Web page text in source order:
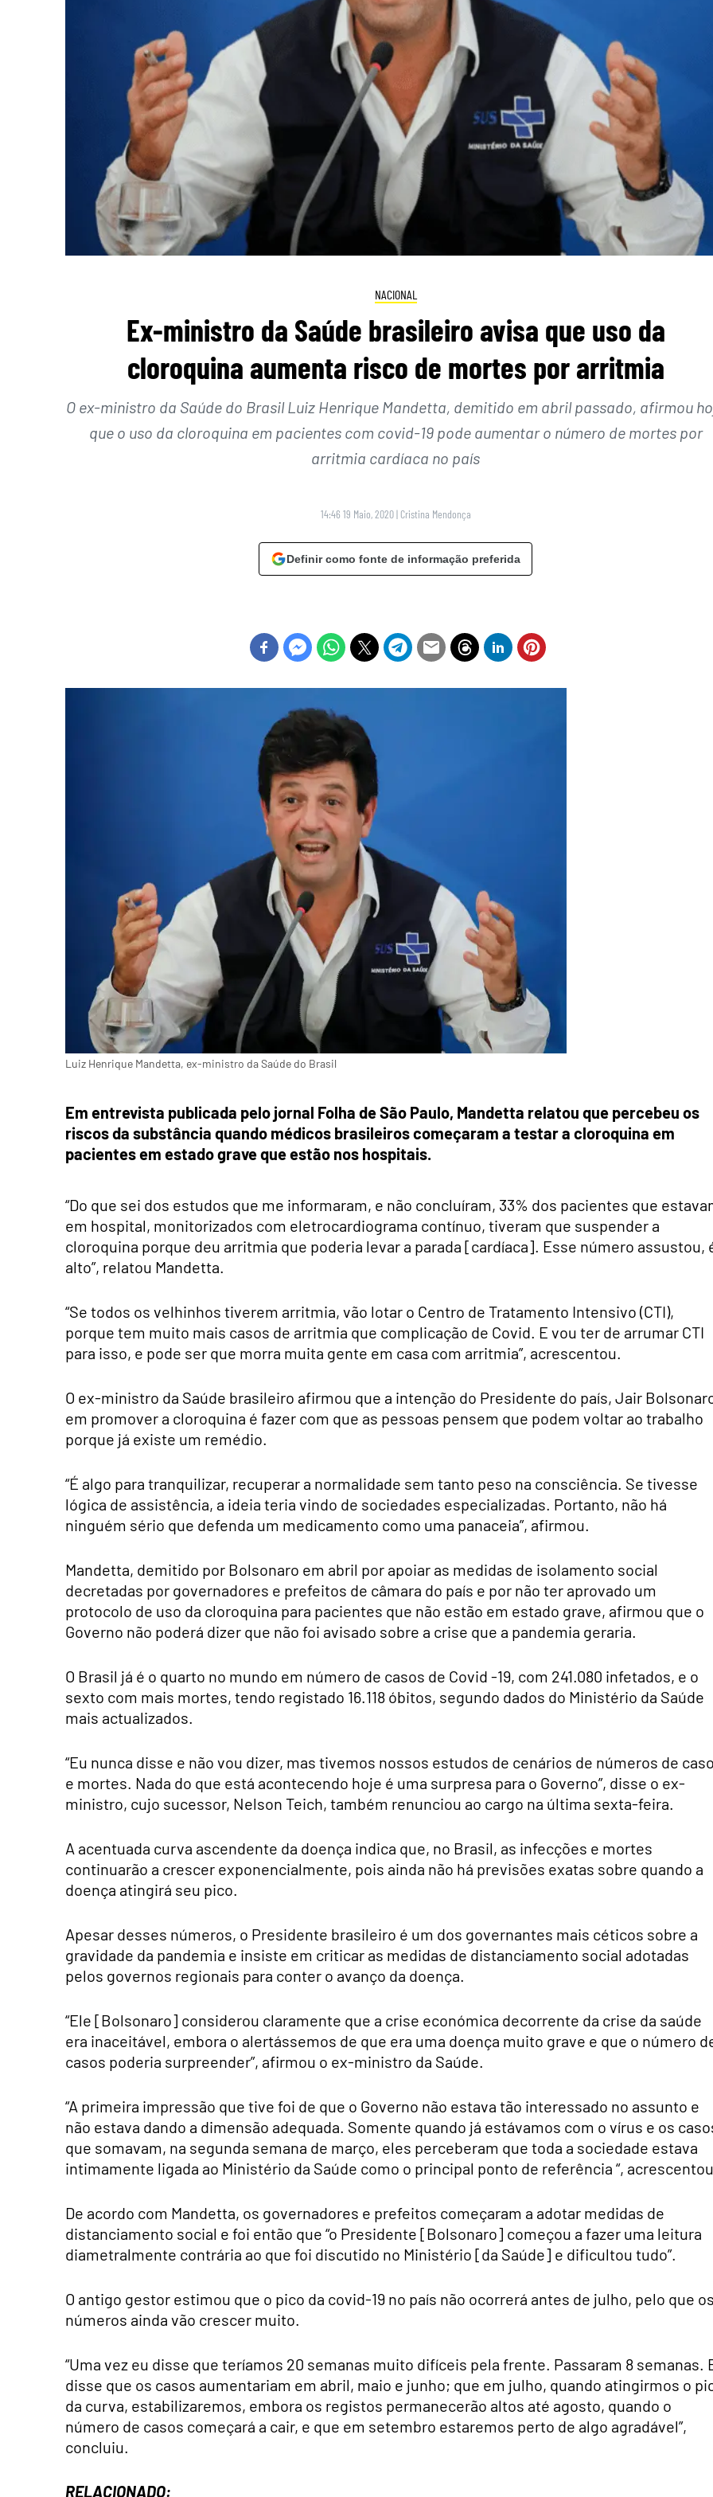
NACIONAL
Ex-ministro da Saúde brasileiro avisa que uso da
cloroquina aumenta risco de mortes por arritmia
O ex-ministro da Saúde do Brasil Luiz Henrique Mandetta, demitido em abril passado, afirmou
que o uso da cloroquina em pacientes com covid-19 pode aumentar o número de mortes por
arritmia cardíaca no país
14:46 19 Maio, 2020 | Cristina Mendonça
Definir como fonte de informação preferida
Luiz Henrique Mandetta, ex-ministro da Saúde do Brasil
Em entrevista publicada pelo jornal Folha de São Paulo, Mandetta relatou que percebeu os
riscos da substância quando médicos brasileiros começaram a testar a cloroquina em
pacientes em estado grave que estão nos hospitais.
“Do que sei dos estudos que me informaram, e não concluíram, 33% dos pacientes que
em hospital, monitorizados com eletrocardiograma contínuo, tiveram que suspender a
cloroquina porque deu arritmia que poderia levar a parada [cardíaca]. Esse número assustou,
alto”, relatou Mandetta.
“Se todos os velhinhos tiverem arritmia, vão lotar o Centro de Tratamento Intensivo (CTI),
porque tem muito mais casos de arritmia que complicação de Covid. E vou ter de arrumar CTI
para isso, e pode ser que morra muita gente em casa com arritmia”, acrescentou.
O ex-ministro da Saúde brasileiro afirmou que a intenção do Presidente do país, Jair
em promover a cloroquina é fazer com que as pessoas pensem que podem voltar ao trabalho
porque já existe um remédio.
“É algo para tranquilizar, recuperar a normalidade sem tanto peso na consciência. Se tivesse
lógica de assistência, a ideia teria vindo de sociedades especializadas. Portanto, não há
ninguém sério que defenda um medicamento como uma panaceia”, afirmou.
Mandetta, demitido por Bolsonaro em abril por apoiar as medidas de isolamento social
decretadas por governadores e prefeitos de câmara do país e por não ter aprovado um
protocolo de uso da cloroquina para pacientes que não estão em estado grave, afirmou que o
Governo não poderá dizer que não foi avisado sobre a crise que a pandemia geraria.
O Brasil já é o quarto no mundo em número de casos de Covid -19, com 241.080 infetados, e o
sexto com mais mortes, tendo registado 16.118 óbitos, segundo dados do Ministério da Saúde
mais actualizados.
“Eu nunca disse e não vou dizer, mas tivemos nossos estudos de cenários de números de
e mortes. Nada do que está acontecendo hoje é uma surpresa para o Governo”, disse o ex-
ministro, cujo sucessor, Nelson Teich, também renunciou ao cargo na última sexta-feira.
A acentuada curva ascendente da doença indica que, no Brasil, as infecções e mortes
continuarão a crescer exponencialmente, pois ainda não há previsões exatas sobre quando a
doença atingirá seu pico.
Apesar desses números, o Presidente brasileiro é um dos governantes mais céticos sobre a
gravidade da pandemia e insiste em criticar as medidas de distanciamento social adotadas
pelos governos regionais para conter o avanço da doença.
“Ele [Bolsonaro] considerou claramente que a crise económica decorrente da crise da saúde
era inaceitável, embora o alertássemos de que era uma doença muito grave e que o número
casos poderia surpreender”, afirmou o ex-ministro da Saúde.
“A primeira impressão que tive foi de que o Governo não estava tão interessado no assunto e
não estava dando a dimensão adequada. Somente quando já estávamos com o vírus e os
que somavam, na segunda semana de março, eles perceberam que toda a sociedade estava
intimamente ligada ao Ministério da Saúde como o principal ponto de referência “,
De acordo com Mandetta, os governadores e prefeitos começaram a adotar medidas de
distanciamento social e foi então que “o Presidente [Bolsonaro] começou a fazer uma leitura
diametralmente contrária ao que foi discutido no Ministério [da Saúde] e dificultou tudo”.
O antigo gestor estimou que o pico da covid-19 no país não ocorrerá antes de julho, pelo que
números ainda vão crescer muito.
“Uma vez eu disse que teríamos 20 semanas muito difíceis pela frente. Passaram 8 semanas.
disse que os casos aumentariam em abril, maio e junho; que em julho, quando atingirmos o
da curva, estabilizaremos, embora os registos permanecerão altos até agosto, quando o
número de casos começará a cair, e que em setembro estaremos perto de algo agradável”,
concluiu.
RELACIONADO: